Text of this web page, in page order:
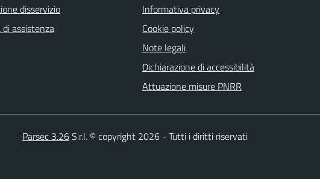
disservizio
assistenza
Informativa privacy
Cookie policy
Note legali
Dichiarazione di accessibilità
Attuazione misure PNRR
Parsec 3.26S.r.l. © copyright 2026 - Tutti i diritti riservati